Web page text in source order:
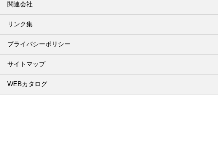
関連会社
リンク集
プライバシーポリシー
サイトマップ
WEBカタログ